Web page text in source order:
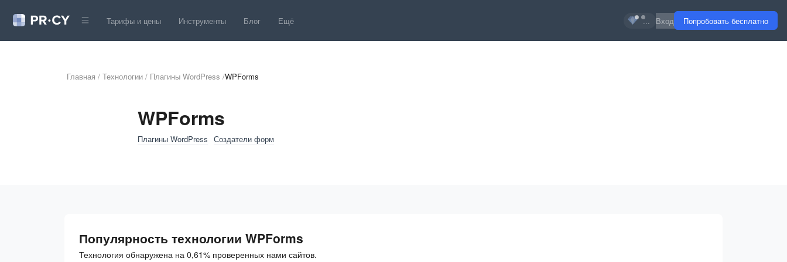
Тарифы и цены Инструменты Блог Ещё ... Вход Попробовать бесплатно
Главная / Технологии / Плагины WordPress /WPForms
WPForms
Плагины WordPress Создатели форм
Популярность технологии WPForms
Технология обнаружена на 0,61% проверенных нами сайтов.